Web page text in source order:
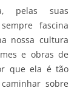
pelas suas
fascina
nossa cultura
e obras de
que ela é tão
sobre